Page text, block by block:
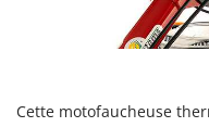
Stocker
Cette motofaucheuse